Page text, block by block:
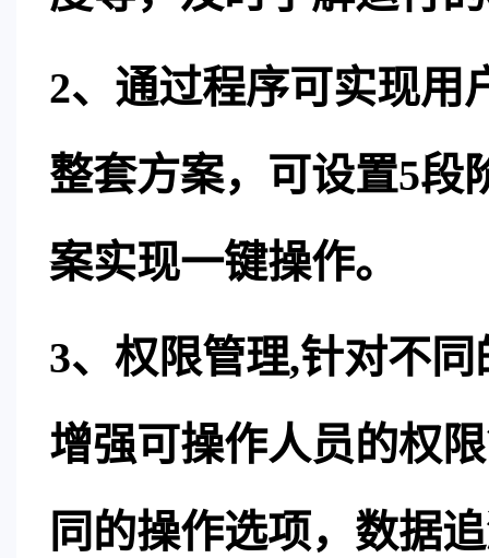
2、通过程序可实现用
整套方案，可设置5段
案实现一键操作。
3、权限管理,针对不
增强可操作人员的权
同的操作选项，数据